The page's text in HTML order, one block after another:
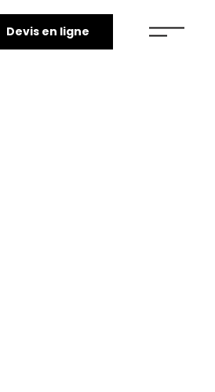
Devis en ligne